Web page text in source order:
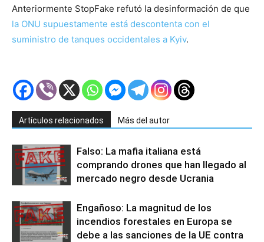
Anteriormente StopFake refutó la desinformación de que
la ONU supuestamente está descontenta con el
suministro de tanques occidentales a Kyiv.
Artículos relacionados Más del autor
Falso: La mafia italiana está
comprando drones que han llegado al
mercado negro desde Ucrania
Engañoso: La magnitud de los
incendios forestales en Europa se
debe a las sanciones de la UE contra